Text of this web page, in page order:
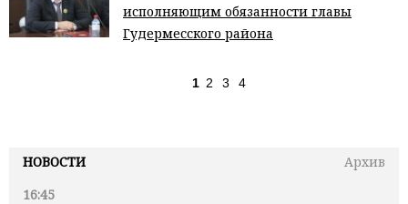
НОВОСТИ
Архив
16:45
исполняющим обязанности главы
Гудермесского района
1 2 3 4